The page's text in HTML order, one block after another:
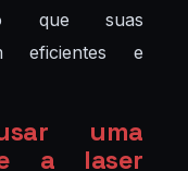
que suas
eficientes e
uma
a laser